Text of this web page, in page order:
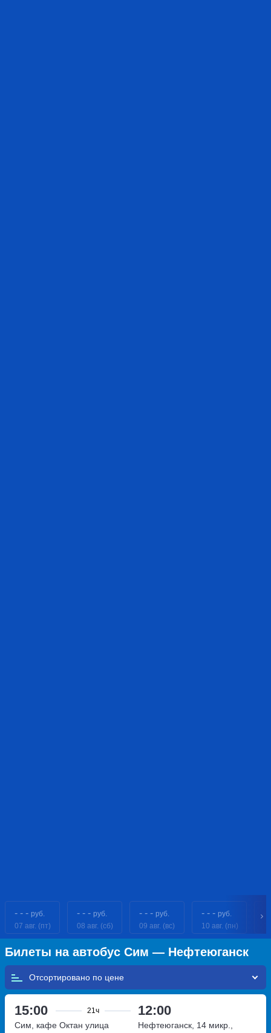
- - - руб.
07 авг. (пт)
- - - руб.
08 авг. (сб)
- - - руб.
09 авг. (вс)
- - - руб.
10 авг. (пн)
Билеты на автобус Сим — Нефтеюганск
Отсортировано по
15:00 21ч 12:00
Сим, кафе Октан улица
Нефтеюганск, 14 микр.,